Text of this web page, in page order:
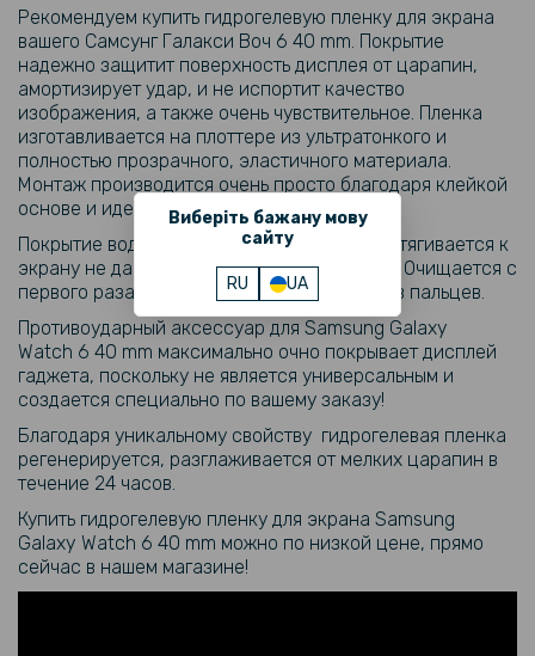
Виберіть бажану мову
сайту
RU UA
Рекомендуем купить гидрогелевую пленку для экрана
вашего Cамсунг Галакси Воч 6 40 mm. Покрытие
надежно защитит поверхность дисплея от царапин,
амортизирует удар, и не испортит качество
изображения, а также очень чувствительное. Пленка
изготавливается на плоттере из ультратонкого и
полностью прозрачного, эластичного материала.
Монтаж производится очень просто благодаря клейкой
основе и идеальной гибкости пленки.
Покрытие водонепроницаемое, плотно притягивается к
экрану не давая проникать воздуху и пыли. Очищается с
первого раза от жирных пятен и отпечатков пальцев.
Противоударный аксессуар для Samsung Galaxy
Watch 6 40 mm максимально очно покрывает дисплей
гаджета, поскольку не является универсальным и
создается специально по вашему заказу!
Благодаря уникальному свойству гидрогелевая пленка
регенерируется, разглаживается от мелких царапин в
течение 24 часов.
Купить гидрогелевую пленку для экрана Samsung
Galaxy Watch 6 40 mm можно по низкой цене, прямо
сейчас в нашем магазине!